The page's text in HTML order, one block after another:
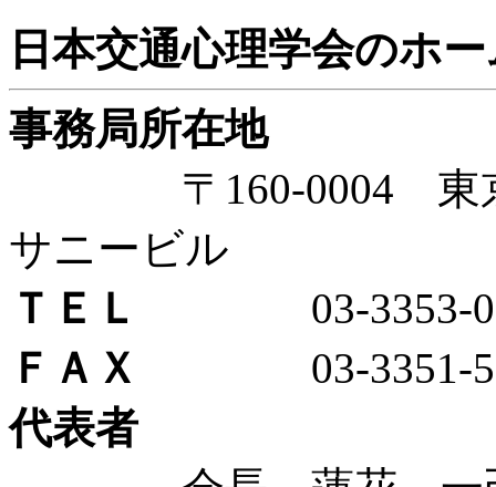
日本交通心理学会のホ
事務局所在地
〒160-0004 東京
サニービル
ＴＥＬ
03-3353-
ＦＡＸ
03-3351-
代表者